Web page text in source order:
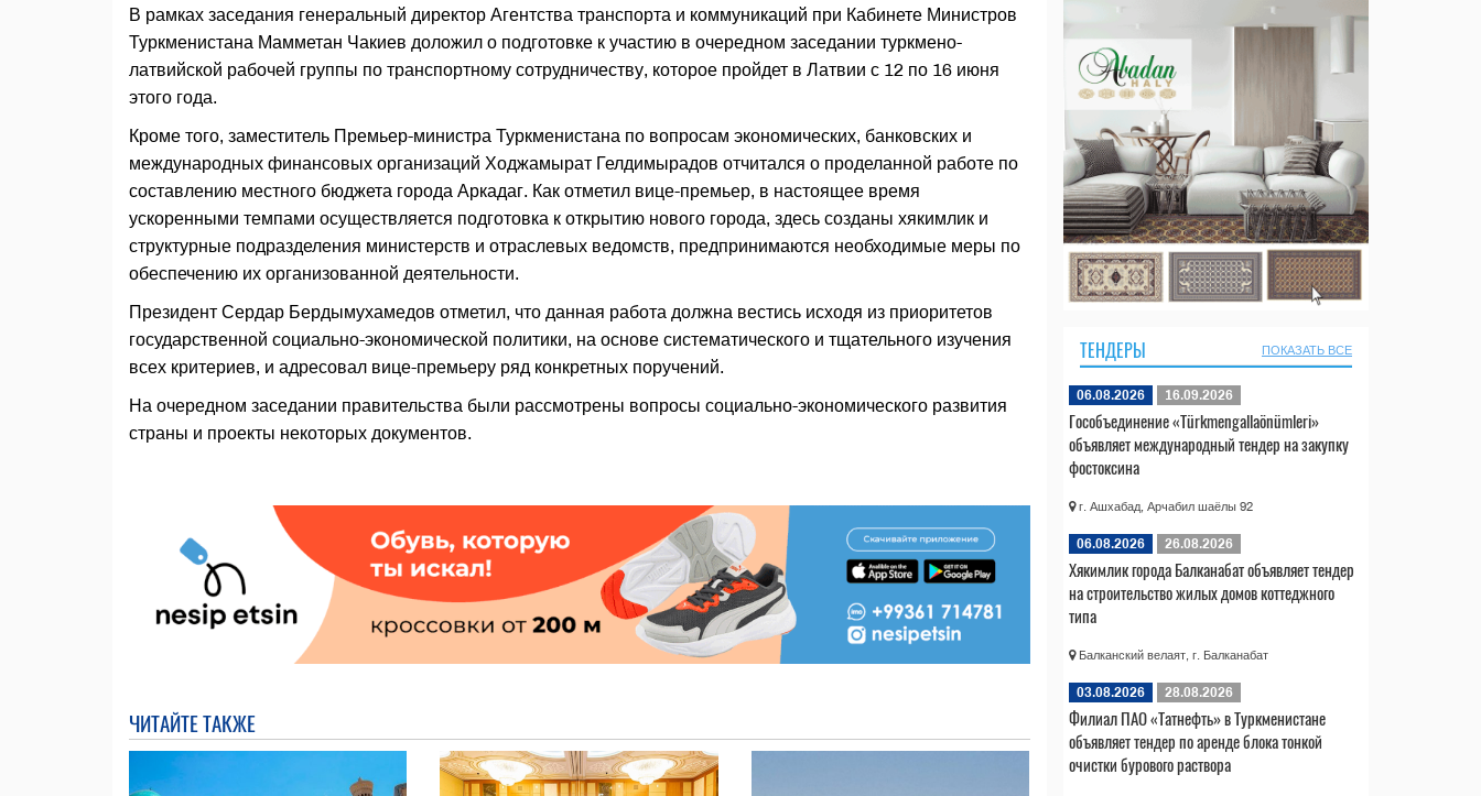
В рамках заседания генеральный директор Агентства транспорта и коммуникаций при Кабинете Министров
Туркменистана Мамметан Чакиев доложил о подготовке к участию в очередном заседании туркмено-
латвийской рабочей группы по транспортному сотрудничеству, которое пройдет в Латвии с 12 по 16 июня
этого года.
Кроме того, заместитель Премьер-министра Туркменистана по вопросам экономических, банковских и
международных финансовых организаций Ходжамырат Гелдимырадов отчитался о проделанной работе по
составлению местного бюджета города Аркадаг. Как отметил вице-премьер, в настоящее время
ускоренными темпами осуществляется подготовка к открытию нового города, здесь созданы хякимлик и
структурные подразделения министерств и отраслевых ведомств, предпринимаются необходимые меры по
обеспечению их организованной деятельности.
Президент Сердар Бердымухамедов отметил, что данная работа должна вестись исходя из приоритетов
государственной социально-экономической политики, на основе систематического и тщательного изучения
всех критериев, и адресовал вице-премьеру ряд конкретных поручений.
На очередном заседании правительства были рассмотрены вопросы социально-экономического развития
страны и проекты некоторых документов.
ЧИТАЙТЕ ТАКЖЕ
ТЕНДЕРЫ ПОКАЗАТЬ ВСЕ
06.08.2026 16.09.2026
Гособъединение «Türkmengallaönümleri»
объявляет международный тендер на закупку
фостоксина
г. Ашхабад, Арчабил шаёлы 92
06.08.2026 26.08.2026
Хякимлик города Балканабат объявляет тендер
на строительство жилых домов коттеджного
типа
Балканский велаят, г. Балканабат
03.08.2026 28.08.2026
Филиал ПАО «Татнефть» в Туркменистане
объявляет тендер по аренде блока тонкой
очистки бурового раствора